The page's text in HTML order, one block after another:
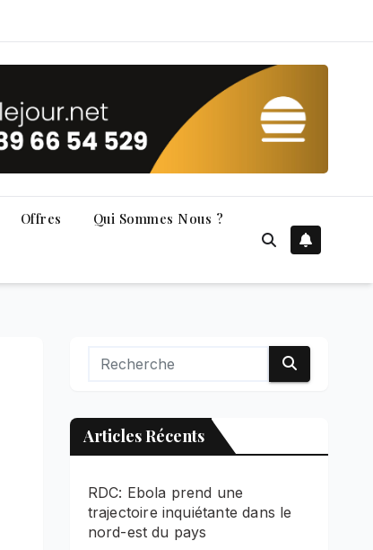
Offres Qui Sommes Nous ?
Articles Récents
RDC: Ebola prend une
trajectoire inquiétante dans le
nord-est du pays